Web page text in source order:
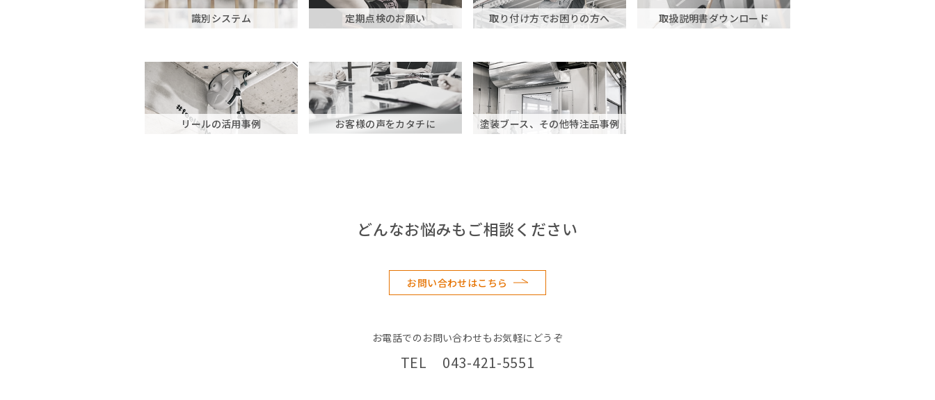
識別システム 定期点検のお願い 取り付け方でお困りの方へ 取扱説明書ダウンロード
リールの活用事例 お客様の声をカタチに 塗装ブース、その他特注品事例
どんなお悩みもご相談ください
お問い合わせはこちら
お電話でのお問い合わせもお気軽にどうぞ
TEL 043-421-5551